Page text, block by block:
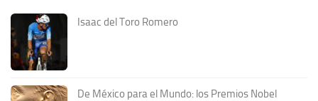
Isaac del Toro Romero
De México para el Mundo: los Premios Nobel